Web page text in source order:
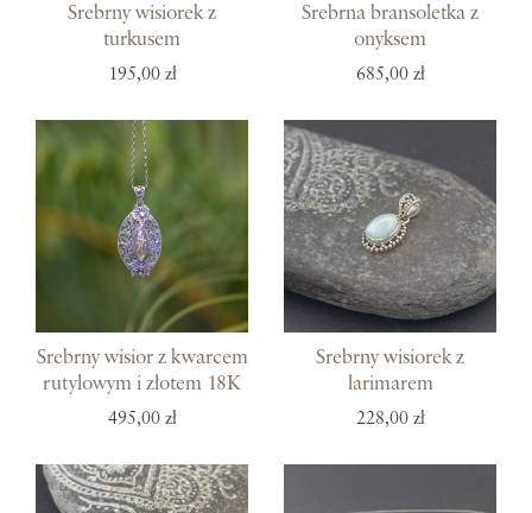
Srebrny wisiorek z
turkusem
195,00 zł
Srebrna bransoletka z
onyksem
685,00 zł
Srebrny wisior z kwarcem
rutylowym i złotem 18K
495,00 zł
Srebrny wisiorek z
larimarem
228,00 zł